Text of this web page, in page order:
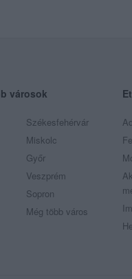
városok
Székesfehérvár
Miskolc
Győr
Veszprém
Sopron
Még több város